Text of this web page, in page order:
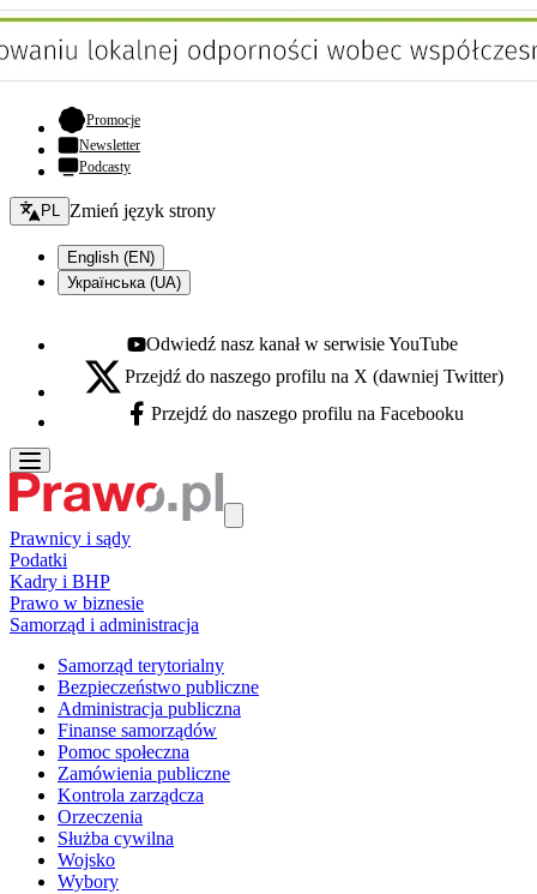
Promocje- otwiera się w nowej karcie
Newsletter
Podcasty
Zmień język - bieżący:
PL Zmień język strony
English (EN)
Українська (UA)
Youtube - otwiera się w nowej karcie
Odwiedź nasz kanał w serwisie YouTube
X - otwiera się w nowej karcie
Przejdź do naszego profilu na X (dawniej Twitter)
Facebook - otwiera się w nowej karcie
Przejdź do naszego profilu na Facebooku
Prawnicy i sądy
Podatki
Kadry i BHP
Prawo w biznesie
Samorząd i administracja
Samorząd terytorialny
Bezpieczeństwo publiczne
Administracja publiczna
Finanse samorządów
Pomoc społeczna
Zamówienia publiczne
Kontrola zarządcza
Orzeczenia
Służba cywilna
Wojsko
Wybory